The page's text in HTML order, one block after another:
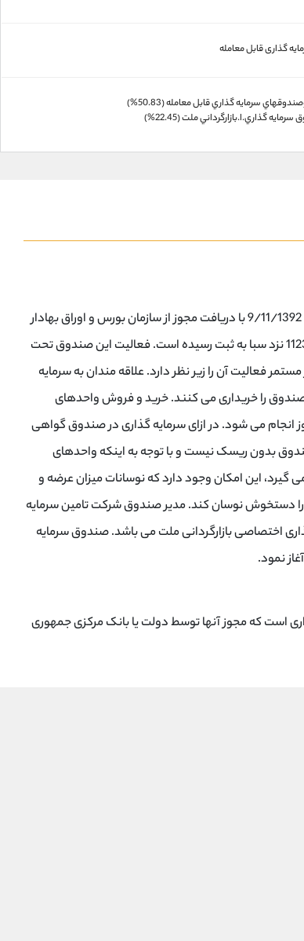
گذاری قابل معامله
صندوق سرمایه گذاری قابل معامله افق ملت در تاریخ 9/11/1392 با دریافت مجوز از سازمان بورس و اوراق بهادار
(سبا) فعالیت خود را آغاز کرد. این صندوق با شماره 11233 نزد سبا به ثبت رسیده است. فعالیت این صندوق تحت
فعالیت آن را زیر نظر دارد. علاقه مندان به سرمایه
را خریداری می کنند. خرید و فروش واحدهای
انجام می شود. در ازای سرمایه گذاری در صندوق گواهی
بدون ریسک نیست و با توجه به اینکه واحدهای
این امکان وجود دارد که نوسانات میزان عرضه و
را دستخوش نوسان کند. مدیر صندوق شرکت تامین سرمایه
اختصاصی بازارگردانی ملت می باشد. صندوق سرمایه
است که مجوز آنها توسط دولت یا بانک مرکزی جمهوری